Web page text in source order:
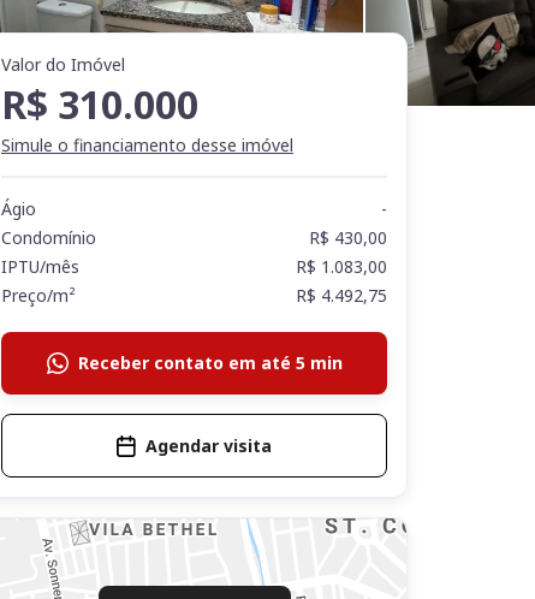
Valor do Imóvel
R$ 310.000
Simule o financiamento desse imóvel
Ágio
-
Condomínio
R$ 430,00
IPTU/mês
R$ 1.083,00
Preço/m²
R$ 4.492,75
Receber contato em até 5 min
Agendar visita